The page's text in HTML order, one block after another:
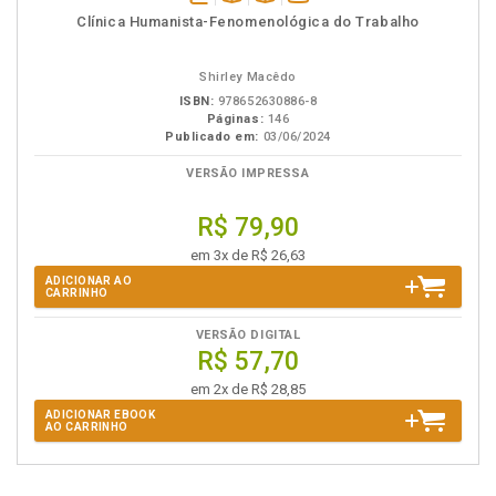
disponívelDisponível
páginasvídeo
Clínica Humanista-Fenomenológica do Trabalho
Shirley Macêdo
ISBN: 978652630886-8
Páginas: 146
Publicado em: 03/06/2024
VERSÃO IMPRESSA
R$ 79,90
em 3x de R$ 26,63
ADICIONAR AO
CARRINHO
VERSÃO DIGITAL
R$ 57,70
em 2x de R$ 28,85
ADICIONAR EBOOK
AO CARRINHO